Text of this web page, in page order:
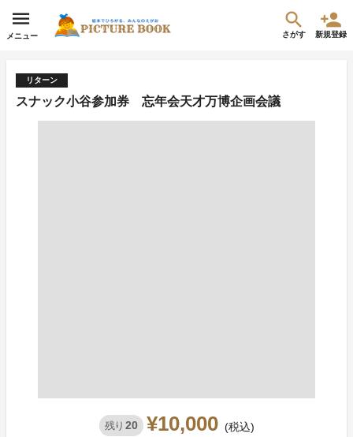
メニュー さがす 新規登録
リターン
スナック小谷参加券 忘年会天才万博企画会議
残り 20 ¥10,000 (税込)